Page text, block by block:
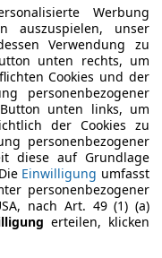
Platz im Innenraum
, dies gilt für alle
auch aus. Das
Markt
in der Länge, 1,7
in der Höhe. Den
mit etwa 2,4
neueren
das geringe
zum guten
Werbung
auszuspielen, unser
Verwendung zu
unten rechts, um
Cookies und der
personenbezogener
unten links, um
der Cookies zu
personenbezogener
diese auf Grundlage
Einwilligung umfasst
personenbezogener
nach Art. 49 (1) (a)
erteilen, klicken